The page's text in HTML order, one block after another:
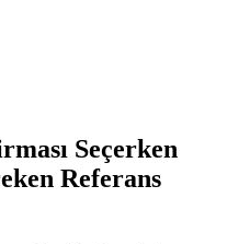
Seçerken
Referans